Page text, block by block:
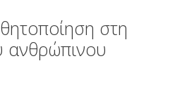
στη
ανθρώπινου